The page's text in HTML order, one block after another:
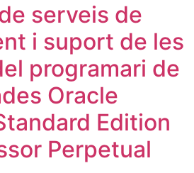
serveis de
i suport de les
programari de
Oracle
Edition
Perpetual